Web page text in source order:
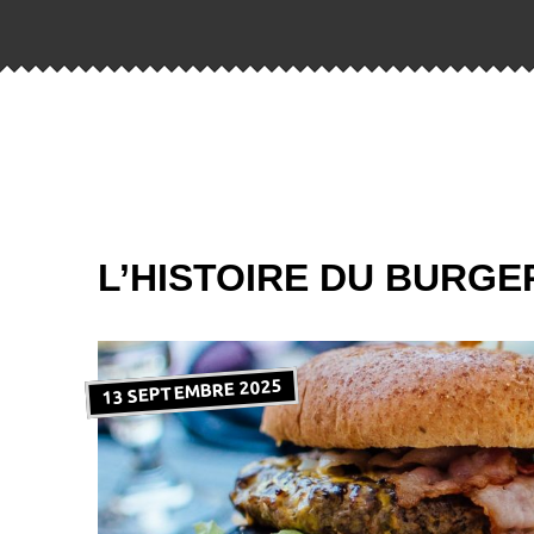
L’HISTOIRE DU
13 SEPTEMBRE 2025